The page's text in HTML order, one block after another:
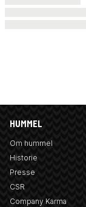
HUMMEL
Om hummel
Historie
Presse
CSR
Company Karma